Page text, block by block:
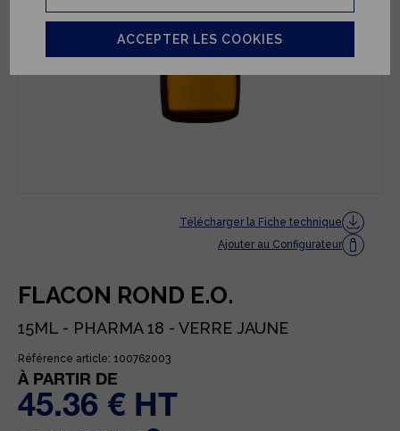
Télécharger la Fiche technique
Ajouter au Configurateur
FLACON ROND E.O.
15ML - PHARMA 18 - VERRE JAUNE
Référence article: 100762003
À PARTIR DE
45.36 € HT
ACCEPTER LES COOKIES